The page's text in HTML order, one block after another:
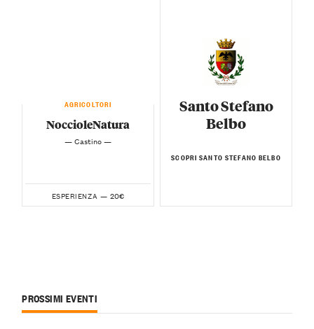
AGRICOLTORI
NoccioleNatura
— Castino —
ESPERIENZA — 20€
Santo Stefano
Belbo
SCOPRI SANTO STEFANO BELBO
PROSSIMI EVENTI